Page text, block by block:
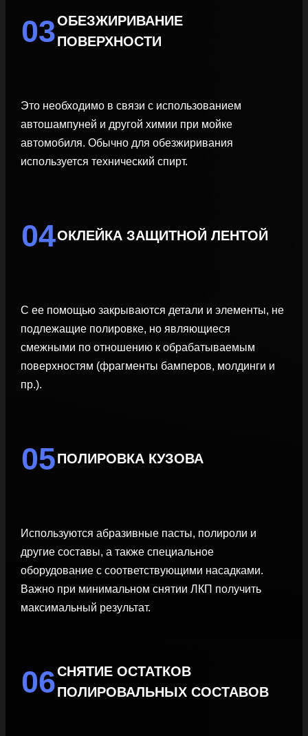
03ОБЕЗЖИРИВАНИЕ
ПОВЕРХНОСТИ
Это необходимо в связи с использованием
автошампуней и другой химии при мойке
автомобиля. Обычно для обезжиривания
используется технический спирт.
04ОКЛЕЙКА ЗАЩИТНОЙ ЛЕНТОЙ
С ее помощью закрываются детали и элементы, не
подлежащие полировке, но являющиеся
смежными по отношению к обрабатываемым
поверхностям (фрагменты бамперов, молдинги и
пр.).
05ПОЛИРОВКА КУЗОВА
Используются абразивные пасты, полироли и
другие составы, а также специальное
оборудование с соответствующими насадками.
Важно при минимальном снятии ЛКП получить
максимальный результат.
06СНЯТИЕ ОСТАТКОВ
ПОЛИРОВАЛЬНЫХ СОСТАВОВ